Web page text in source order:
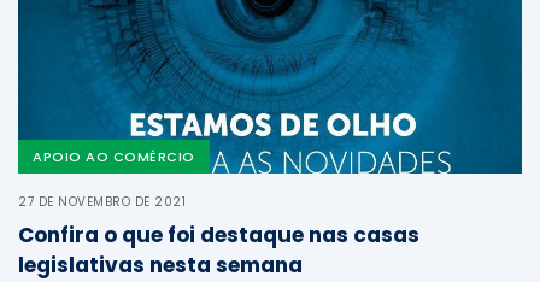
APOIO AO COMÉRCIO
27 DE NOVEMBRO DE 2021
Confira o que foi destaque nas casas
legislativas nesta semana